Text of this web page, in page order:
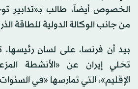
الخصوص أيضاً، طالب بـ«تدابير
من جانب الوكالة الدولية للطاقة
بيد أن فرنسا، على لسان رئيسها،
تخلي إيران عن «الأنشطة
الإقليم»، التي تمارسها «في